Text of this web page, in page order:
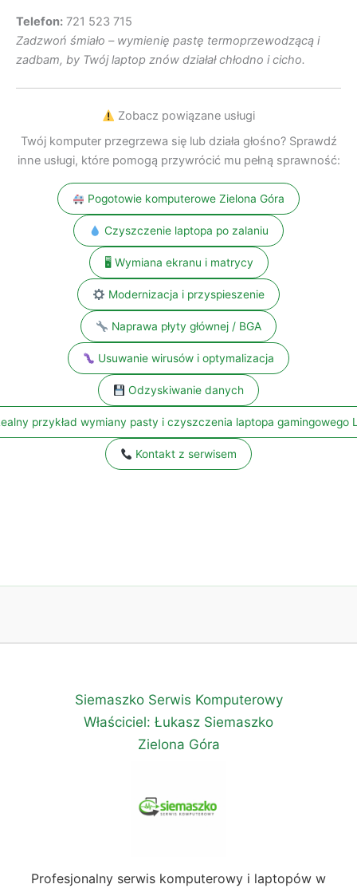
Telefon: 721 523 715
Zadzwoń śmiało – wymienię pastę termoprzewodzącą i
zadbam, by Twój laptop znów działał chłodno i cicho.
Zobacz powiązane usługi
Twój komputer przegrzewa się lub działa głośno? Sprawdź
inne usługi, które pomogą przywrócić mu pełną sprawność:
Pogotowie komputerowe Zielona Góra
Czyszczenie laptopa po zalaniu
🖥 Wymiana ekranu i matrycy
Modernizacja i przyspieszenie
Naprawa płyty głównej / BGA
Usuwanie wirusów i optymalizacja
Odzyskiwanie danych
przykład wymiany pasty i czyszczenia laptopa gamingowego
Kontakt z serwisem
Siemaszko Serwis Komputerowy
Właściciel: Łukasz Siemaszko
Zielona Góra
Profesjonalny serwis komputerowy i laptopów w